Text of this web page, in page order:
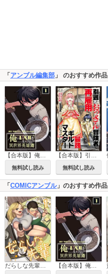
「アンブル編集部 」 のおすすめ作品
無料試し読み 無料試し読み
「COMICアンブル」のおすすめ作品
だらしな先輩【単行本版】 【合本版】俺だけレベルが見える異世界英雄譚